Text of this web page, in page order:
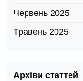
Червень 2025
Травень 2025
Архіви статтей